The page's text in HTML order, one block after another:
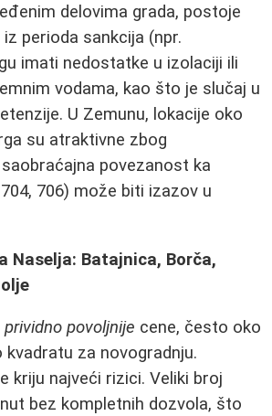
delovima grada, postoje
perioda sankcija (npr.
imati nedostatke u izolaciji ili
vodama, kao što je slučaj u
U Zemunu, lokacije oko
su atraktivne zbog
povezanost ka
706) može biti izazov u
Naselja: Batajnica, Borča,
prividno povoljnije cene, često oko
kvadratu za novogradnju.
kriju najveći rizici. Veliki broj
bez kompletnih dozvola, što